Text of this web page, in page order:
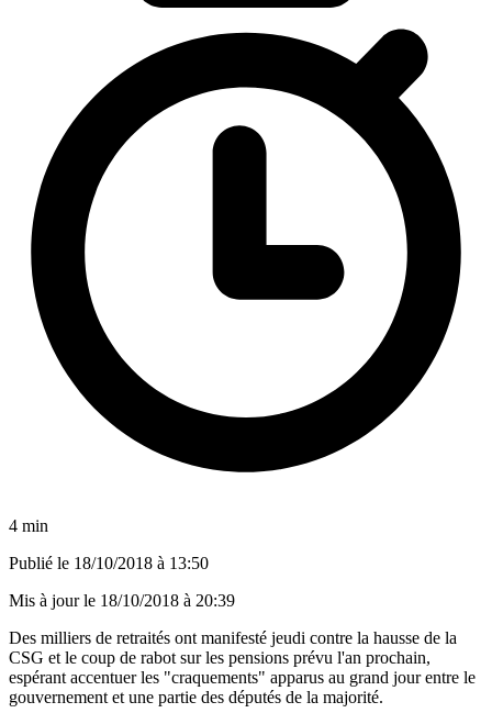
4 min
Publié le 18/10/2018 à 13:50
Mis à jour le 18/10/2018 à 20:39
Des milliers de retraités ont manifesté jeudi contre la hausse de la
CSG et le coup de rabot sur les pensions prévu l'an prochain,
espérant accentuer les "craquements" apparus au grand jour entre le
gouvernement et une partie des députés de la majorité.